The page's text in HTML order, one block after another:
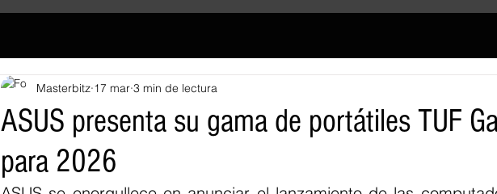
ASUS presenta su gama de portátiles TUF
para 2026
Masterbitz 17 mar 3 min de lectura